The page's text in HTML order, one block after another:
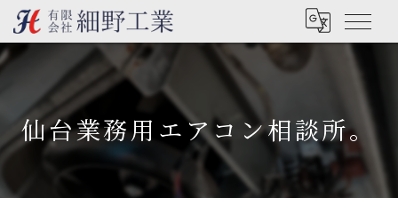
仙台業務用エアコン相談所。